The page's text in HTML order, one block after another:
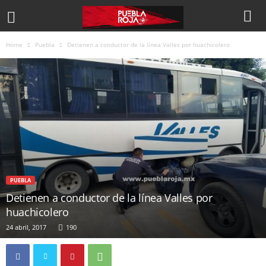
Home Puebla Detienen a conductor de la línea Valles por huachicolero
PUEBLA
Detienen a conductor de la línea Valles por
huachicolero
24 abril, 2017 190